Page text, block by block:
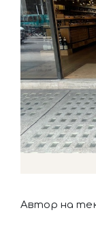
Автор на